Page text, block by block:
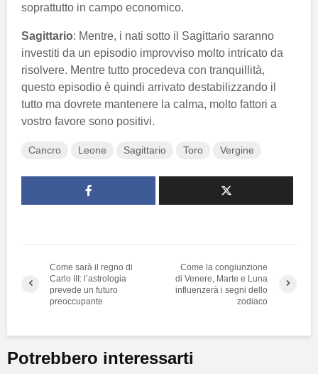
soprattutto in campo economico.
Sagittario: Mentre, i nati sotto il Sagittario saranno
investiti da un episodio improvviso molto intricato da
risolvere. Mentre tutto procedeva con tranquillità,
questo episodio è quindi arrivato destabilizzando il
tutto ma dovrete mantenere la calma, molto fattori a
vostro favore sono positivi.
Cancro Leone Sagittario Toro Vergine
Come sarà il regno di
Carlo III: l’astrologia
prevede un futuro
preoccupante
Come la congiunzione
di Venere, Marte e Luna
influenzerà i segni dello
zodiaco
Potrebbero interessarti